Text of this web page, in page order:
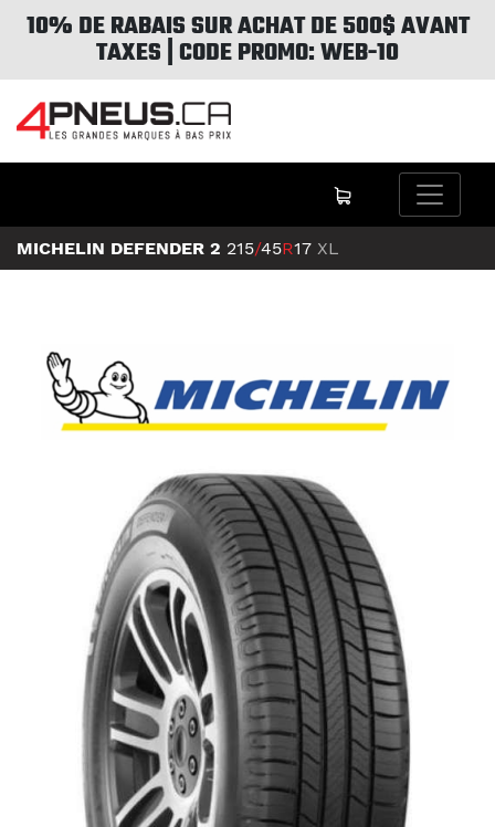
10% DE RABAIS SUR ACHAT DE 500$ AVANT
TAXES | CODE PROMO: WEB-10
MICHELIN DEFENDER 2 215/45R17 XL